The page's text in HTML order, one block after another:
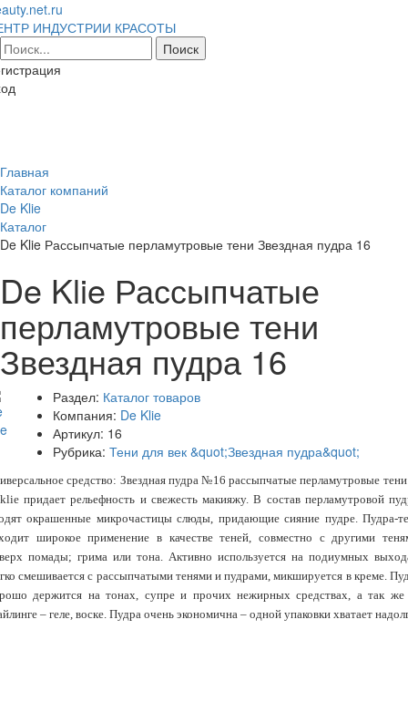
ИНДУСТРИИ КРАСОТЫ
Главная
Каталог компаний
De Klie
Каталог
De Klie Рассыпчатые перламутровые тени Звездная пудра 16
De Klie Рассыпчатые
перламутровые тени
Звездная пудра 16
Раздел: Каталог товаров
Компания: De Klie
Артикул: 16
Рубрика: Тени для век &quot;Звездная пудра&quot;
средство: Звездная пудра №16 рассыпчатые перламутровые
придает рельефность и свежесть макияжу. В состав перламутровой
окрашенные микрочастицы слюды, придающие сияние пудре. Пудра-
широкое применение в качестве теней, совместно с другими
помады; грима или тона. Активно используется на подиумных
смешивается с рассыпчатыми тенями и пудрами, микшируется в креме.
держится на тонах, супре и прочих нежирных средствах, а так же
– геле, воске. Пудра очень экономична – одной упаковки хватает